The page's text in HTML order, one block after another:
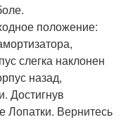
положение:
слегка наклонен
назад,
Достигнув
Лопатки. Вернитесь